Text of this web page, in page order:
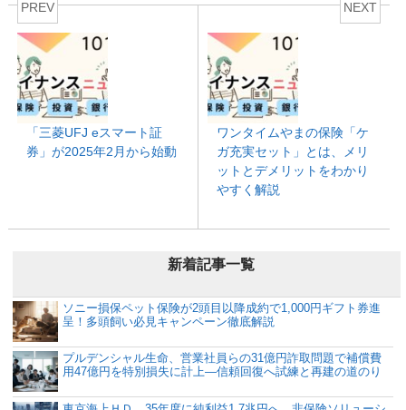
PREV
「三菱UFJ eスマート証
券」が2025年2月から始動
NEXT
ワンタイムやまの保険「ケ
ガ充実セット」とは、メリ
ットとデメリットをわかり
やすく解説
新着記事一覧
ソニー損保ペット保険が2頭目以降成約で1,000円ギフト券進
呈！多頭飼い必見キャンペーン徹底解説
プルデンシャル生命、営業社員らの31億円詐取問題で補償費
用47億円を特別損失に計上―信頼回復へ試練と再建の道のり